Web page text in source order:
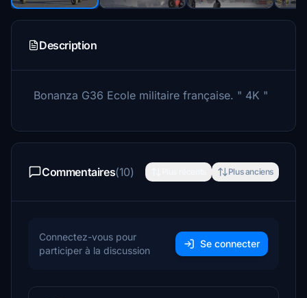
Description
Bonanza G36 Ecole militaire française. " 4K "
Commentaires(10) Plus anciens
Connectez-vous pour
participer à la discussion
Se connecter